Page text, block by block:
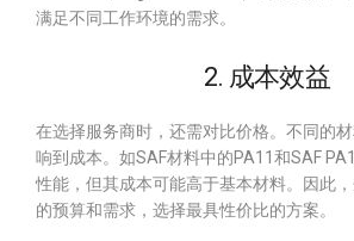
满足不同工作环境的需求。
2. 成本效益
在选择服务商时，还需对比价格。不同的
响到成本。如SAF材料中的PA11和SAF
性能，但其成本可能高于基本材料。因此
的预算和需求，选择最具性价比的方案。